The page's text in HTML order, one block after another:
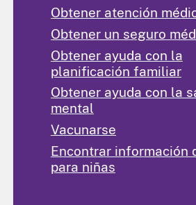
Obtener atención
Obtener un seguro
Obtener ayuda con la
planificación familiar
Obtener ayuda con la
mental
Vacunarse
Encontrar información
para niñas